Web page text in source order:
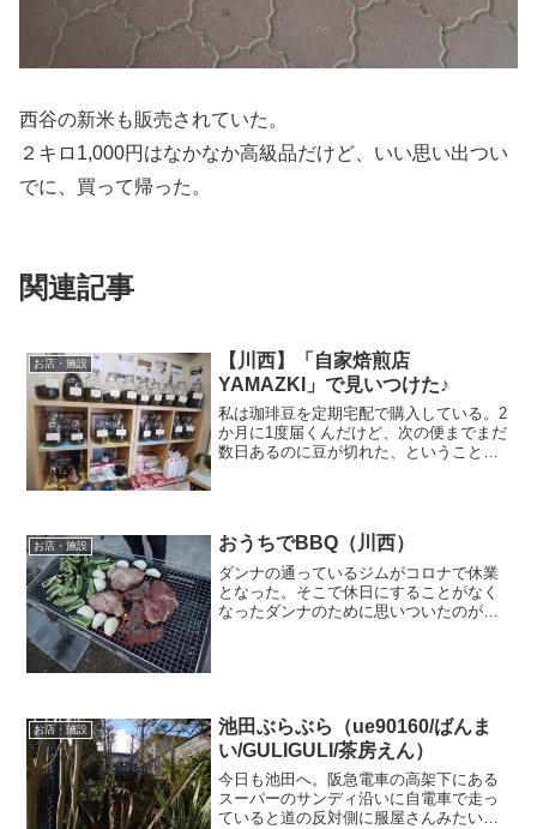
西谷の新米も販売されていた。
２キロ1,000円はなかなか高級品だけど、いい思い出つい
でに、買って帰った。
関連記事
お店・施設
【川西】「自家焙煎店
YAMAZKI」で見いつけた♪
私は珈琲豆を定期宅配で購入している。2
か月に1度届くんだけど、次の便までまだ
数日あるのに豆が切れた、ということが
行こうか迷っていた...
お店・施設 おうちでBBQ（川西）
ダンナの通っているジムがコロナで休業
となった。そこで休日にすることがなく
なったダンナのために思いついたのが
お店・施設
池田ぶらぶら（ue90160/ばんま
い/GULIGULI/茶房えん）
今日も池田へ。阪急電車の高架下にある
スーパーのサンディ沿いに自電車で走っ
ていると道の反対側に服屋さんみたいな